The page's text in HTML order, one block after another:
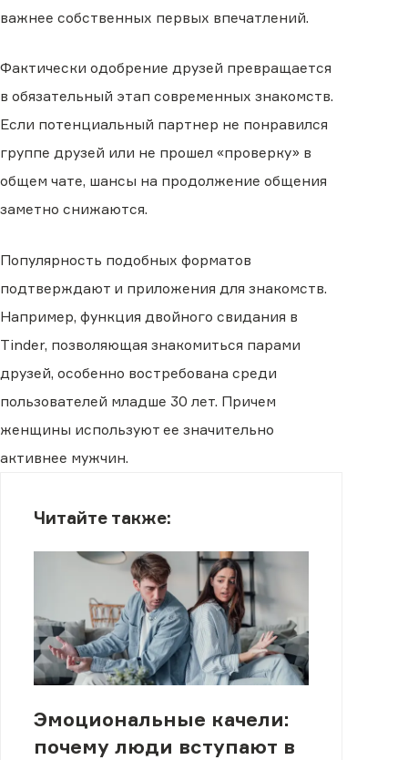
важнее собственных первых впечатлений.
Фактически одобрение друзей превращается
в обязательный этап современных знакомств.
Если потенциальный партнер не понравился
группе друзей или не прошел «проверку» в
общем чате, шансы на продолжение общения
заметно снижаются.
Популярность подобных форматов
подтверждают и приложения для знакомств.
Например, функция двойного свидания в
Tinder, позволяющая знакомиться парами
друзей, особенно востребована среди
пользователей младше 30 лет. Причем
женщины используют ее значительно
активнее мужчин.
Читайте также:
Эмоциональные качели:
почему люди вступают в